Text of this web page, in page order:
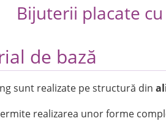
Bijuterii placate
de bază
sunt realizate pe structură din
realizarea unor forme